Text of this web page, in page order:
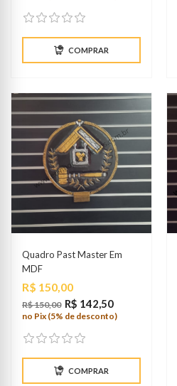
COMPRAR
Quadro Past Master Em
MDF
Preço
R$ 150,00
R$ 150,00 R$ 142,50
no Pix (5% de desconto)
COMPRAR